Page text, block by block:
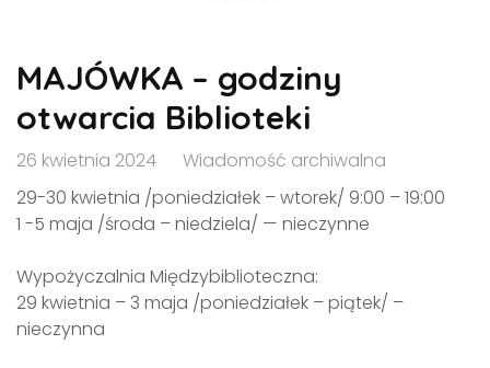
MAJÓWKA – godziny
otwarcia Biblioteki
26 kwietnia 2024
Wiadomość archiwalna
29-30 kwietnia /poniedziałek – wtorek/ 9:00 – 19:00
1 -5 maja /środa – niedziela/ — nieczynne
Wypożyczalnia Międzybiblioteczna:
29 kwietnia – 3 maja /poniedziałek – piątek/ –
nieczynna